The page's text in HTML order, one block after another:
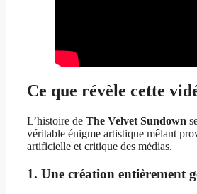
Ce que révèle cette
L’histoire de The Velvet Sundown
véritable énigme artistique mêlant
artificielle et critique des médias.
1. Une création entièrement